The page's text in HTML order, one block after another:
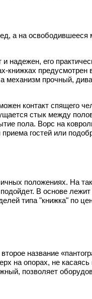
а на освободившееся
надежен, его
книжках предусмотрен
механизм прочный,
контакт спящего
стык между
пола. Ворс на
гостей или
положениях. На
В основе
типа "книжка" по
название
на опорах, не
позволяет